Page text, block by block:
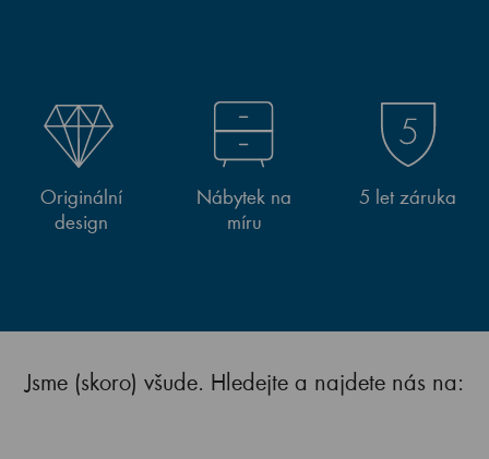
Originální
design
Nábytek na
míru
5 let záruka
Jsme (skoro) všude. Hledejte a najdete nás na: